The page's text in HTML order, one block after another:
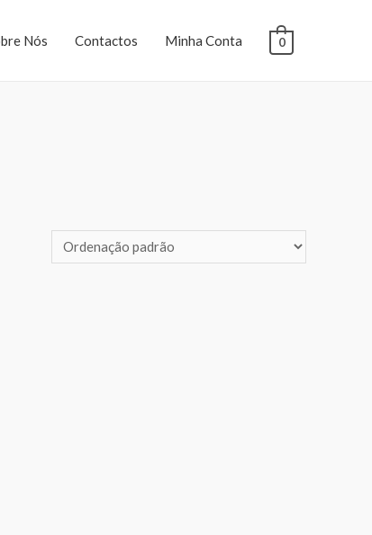
Nós Contactos Minha Conta 0